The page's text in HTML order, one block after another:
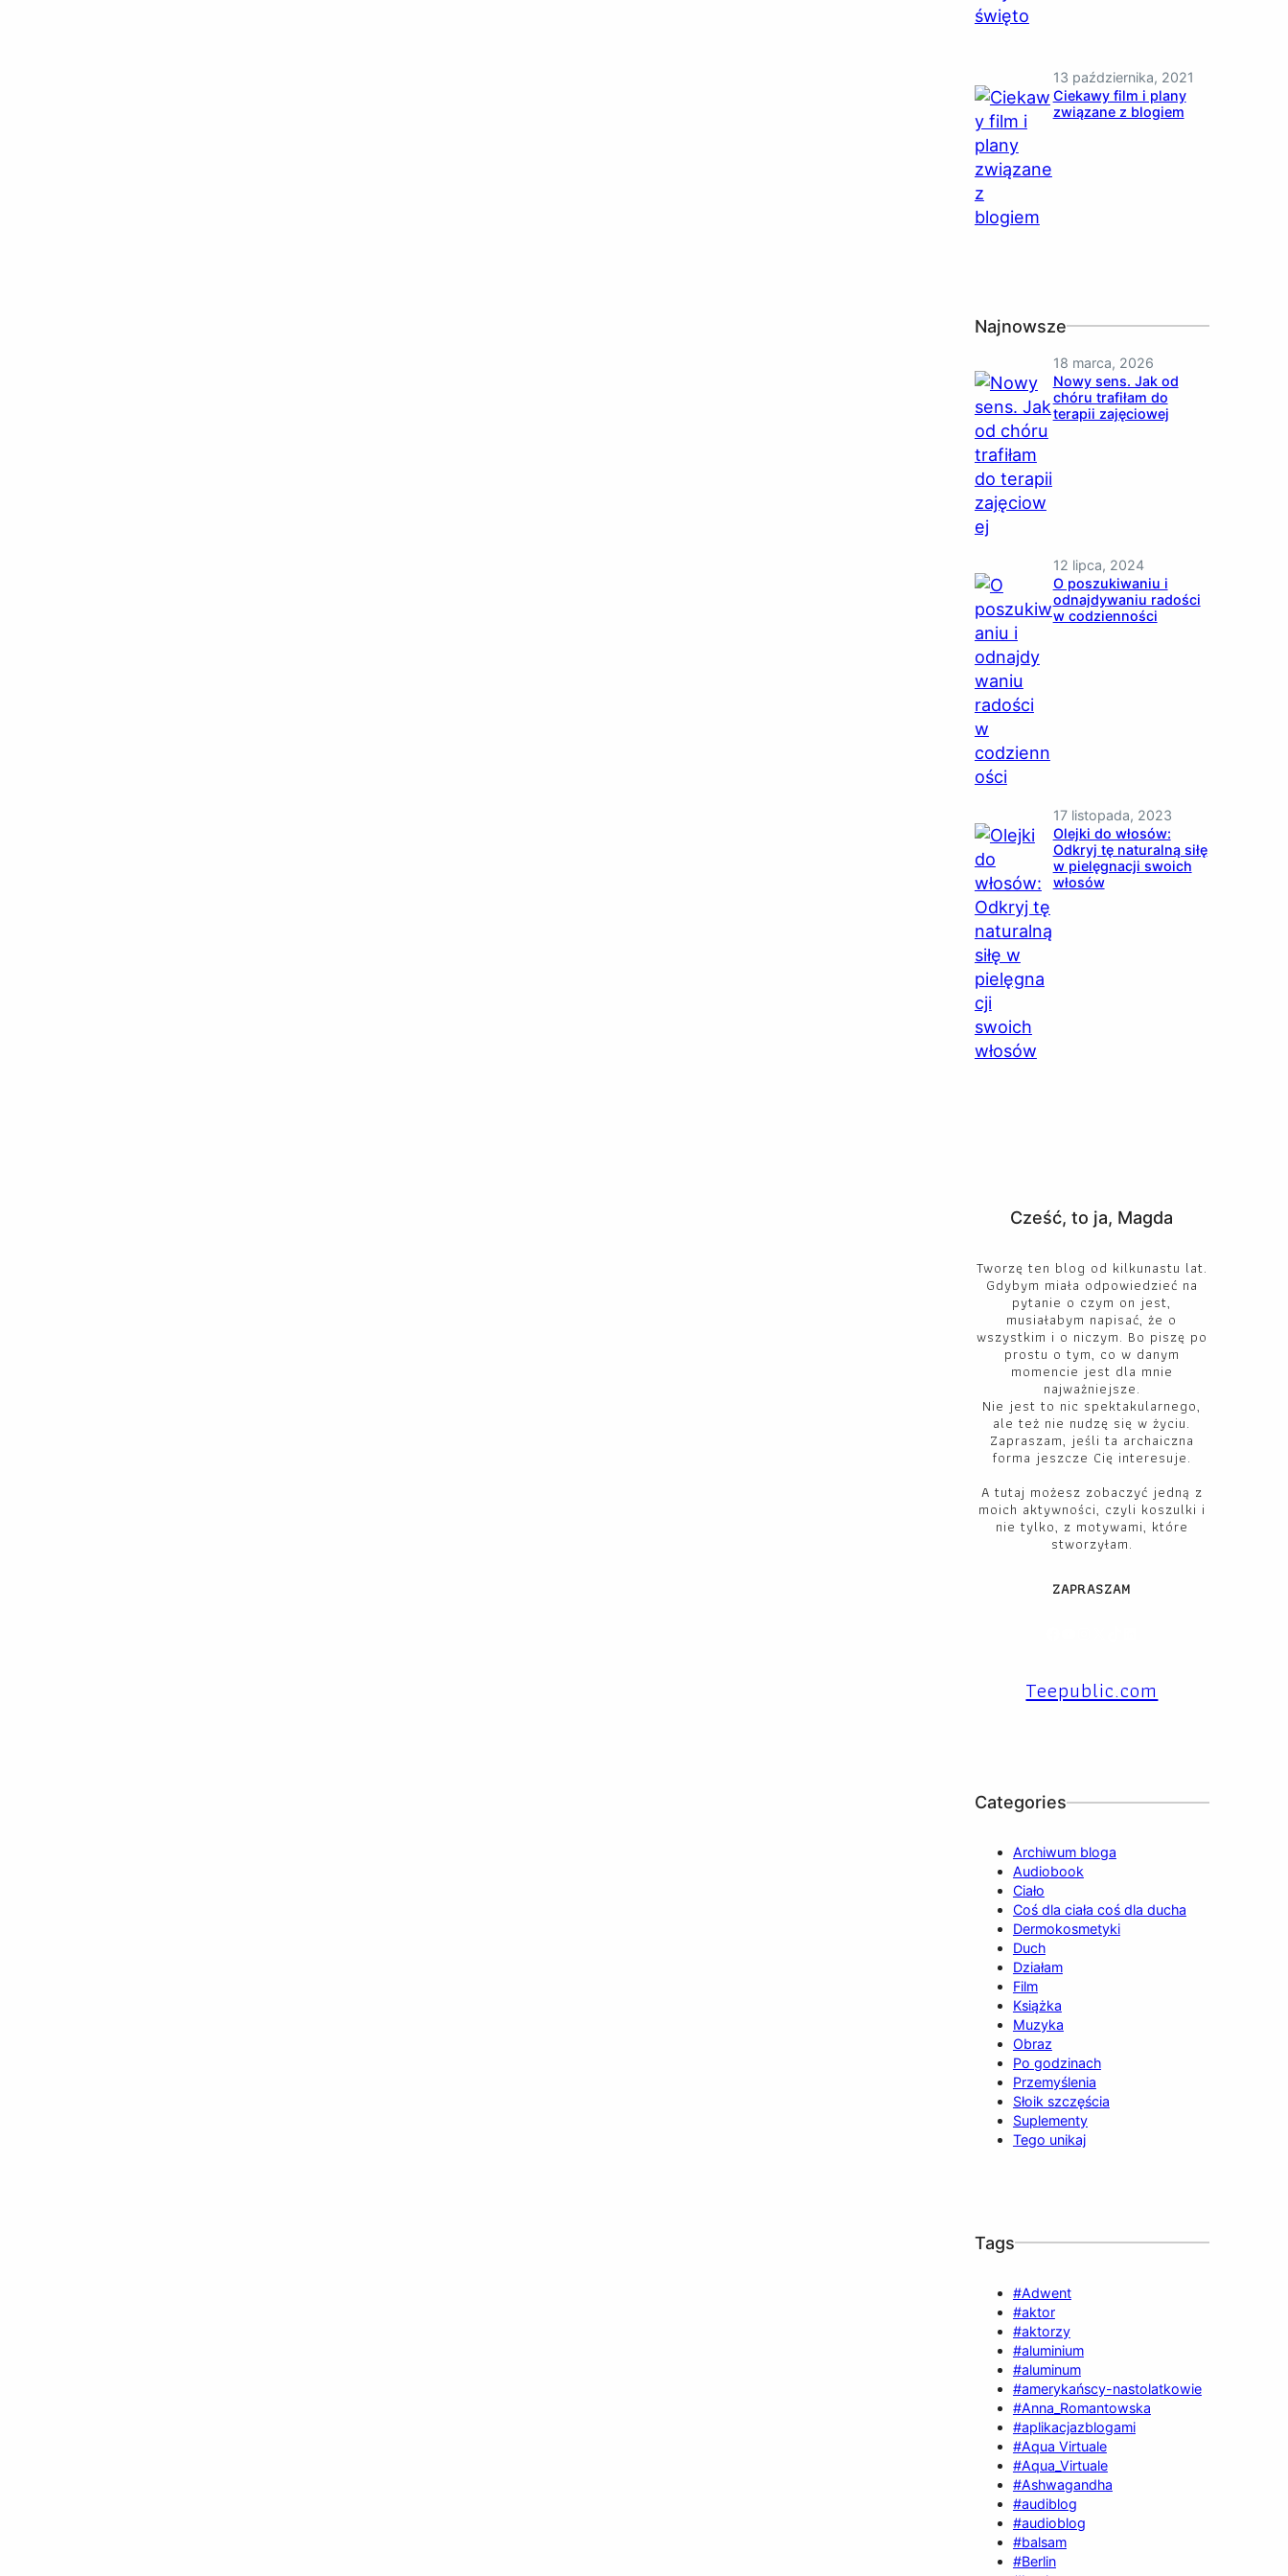
13 października, 2021
Ciekawy film i plany
związane z blogiem
Najnowsze
18 marca, 2026
Nowy sens. Jak od
chóru trafiłam do
terapii zajęciowej
12 lipca, 2024
O poszukiwaniu i
odnajdywaniu radości
w codzienności
17 listopada, 2023
Olejki do włosów:
Odkryj tę naturalną siłę
w pielęgnacji swoich
włosów
Cześć, to ja, Magda
Tworzę ten blog od kilkunastu lat.
Gdybym miała odpowiedzieć na
pytanie o czym on jest,
musiałabym napisać, że o
wszystkim i o niczym. Bo piszę po
prostu o tym, co w danym
momencie jest dla mnie
najważniejsze.
Nie jest to nic spektakularnego,
ale też nie nudzę się w życiu.
Zapraszam, jeśli ta archaiczna
forma jeszcze Cię interesuje.
A tutaj możesz zobaczyć jedną z
moich aktywności, czyli koszulki i
nie tylko, z motywami, które
stworzyłam.
ZAPRASZAM
Teepublic.com
Categories
Archiwum bloga
Audiobook
Ciało
Coś dla ciała coś dla ducha
Dermokosmetyki
Duch
Działam
Film
Książka
Muzyka
Obraz
Po godzinach
Przemyślenia
Słoik szczęścia
Suplementy
Tego unikaj
Tags
#Adwent
#aktor
#aktorzy
#aluminium
#aluminum
#amerykańscy-nastolatkowie
#Anna_Romantowska
#aplikacjazblogami
#Aqua Virtuale
#Aqua_Virtuale
#Ashwagandha
#audiblog
#audioblog
#balsam
#Berlin